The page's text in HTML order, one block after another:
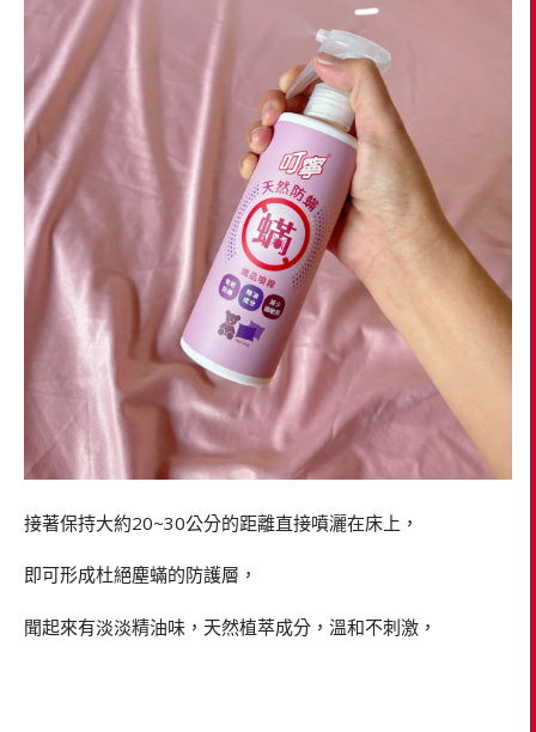
接著保持大約20~30公分的距離直接噴灑在床上，
即可形成杜絕塵蟎的防護層，
聞起來有淡淡精油味，天然植萃成分，溫和不刺激，